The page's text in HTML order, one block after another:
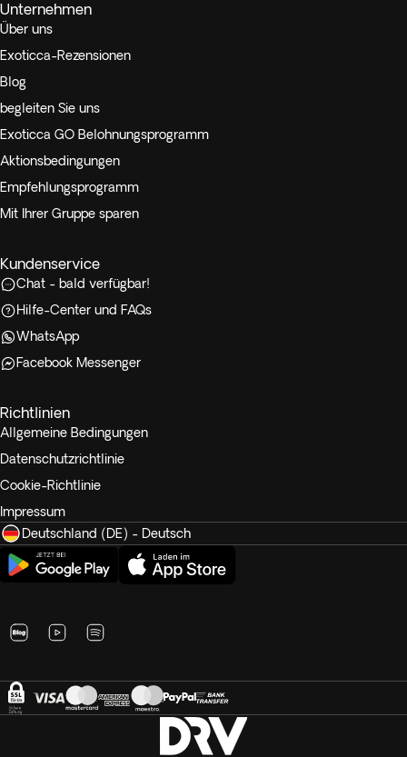
Unternehmen
Über uns
Exoticca-Rezensionen
Blog
begleiten Sie uns
Exoticca GO Belohnungsprogramm
Aktionsbedingungen
Empfehlungsprogramm
Mit Ihrer Gruppe sparen
Kundenservice
Chat - bald verfügbar!
Hilfe-Center und FAQs
WhatsApp
Facebook Messenger
Richtlinien
Allgemeine Bedingungen
Datenschutzrichtlinie
Cookie-Richtlinie
Impressum
Deutschland (DE) - Deutsch